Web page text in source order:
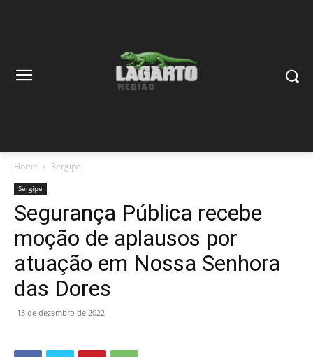
Home Sergipe
Sergipe
Segurança Pública recebe
moção de aplausos por
atuação em Nossa Senhora
das Dores
13 de dezembro de 2022